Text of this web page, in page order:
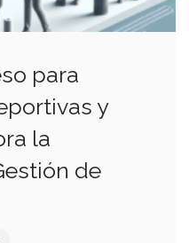
para
y
la
de